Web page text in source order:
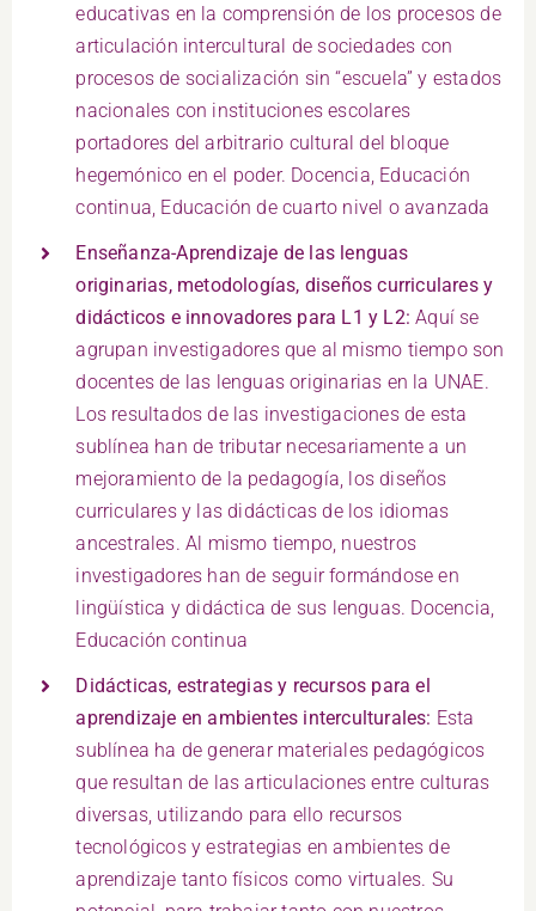
educativas en la comprensión de los procesos de
articulación intercultural de sociedades con
procesos de socialización sin “escuela” y estados
nacionales con instituciones escolares
portadores del arbitrario cultural del bloque
hegemónico en el poder. Docencia, Educación
continua, Educación de cuarto nivel o avanzada
Enseñanza-Aprendizaje de las lenguas
originarias, metodologías, diseños curriculares y
didácticos e innovadores para L1 y L2: Aquí se
agrupan investigadores que al mismo tiempo son
docentes de las lenguas originarias en la UNAE.
Los resultados de las investigaciones de esta
sublínea han de tributar necesariamente a un
mejoramiento de la pedagogía, los diseños
curriculares y las didácticas de los idiomas
ancestrales. Al mismo tiempo, nuestros
investigadores han de seguir formándose en
lingüística y didáctica de sus lenguas. Docencia,
Educación continua
Didácticas, estrategias y recursos para el
aprendizaje en ambientes interculturales: Esta
sublínea ha de generar materiales pedagógicos
que resultan de las articulaciones entre culturas
diversas, utilizando para ello recursos
tecnológicos y estrategias en ambientes de
aprendizaje tanto físicos como virtuales. Su